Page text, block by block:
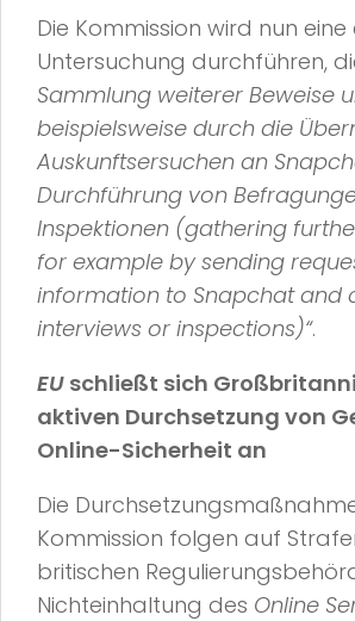
Die Kommission wird nun
Untersuchung durchführen,
Sammlung weiterer Beweise
beispielsweise durch die
Auskunftsersuchen an
Durchführung von
Inspektionen (gathering
for example by sending
information to Snapchat and
interviews or inspections)“.
EU schließt sich
aktiven Durchsetzung von
Online-Sicherheit an
Die
Kommission folgen auf
britischen
Nichteinhaltung des Online